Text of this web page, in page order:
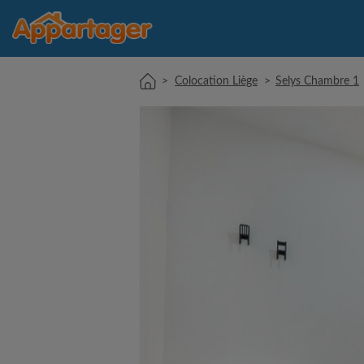
> Colocation Liège > Selys Chambre 1